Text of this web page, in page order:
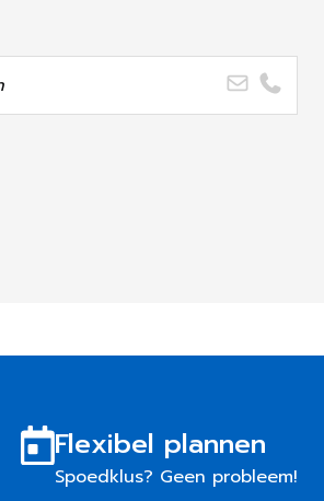
Flexibel plannen
Spoedklus? Geen probleem!